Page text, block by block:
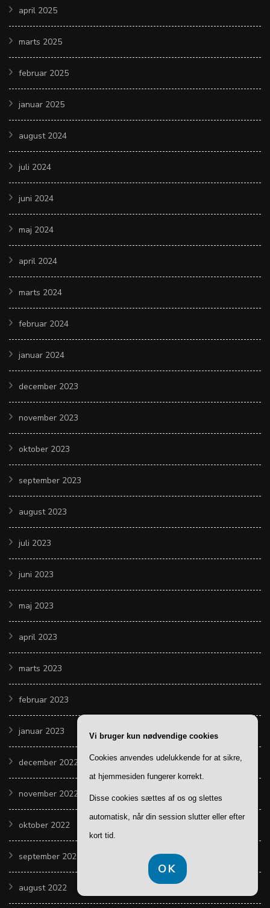
april 2025
marts 2025
februar 2025
januar 2025
august 2024
juli 2024
juni 2024
maj 2024
april 2024
marts 2024
februar 2024
januar 2024
december 2023
november 2023
oktober 2023
september 2023
august 2023
juli 2023
juni 2023
maj 2023
april 2023
marts 2023
februar 2023
januar 2023
december 2022
november 2022
oktober 2022
september 2022
august 2022
Vi bruger kun nødvendige cookies
Cookies anvendes udelukkende for at sikre,
at hjemmesiden fungerer korrekt.
Disse cookies sættes af os og slettes
automatisk, når din session slutter eller efter
kort tid.
OK